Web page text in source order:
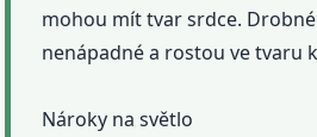
mohou mít tvar srdce.
nenápadné a rostou ve tvaru
Nároky na světlo